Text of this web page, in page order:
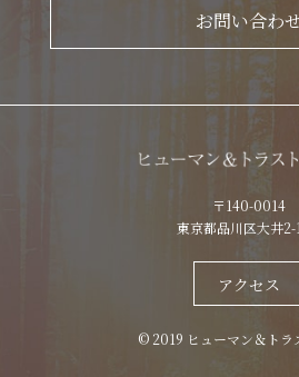
お問い合わ
〒140-0014
東京都品川区大井2-
アクセス
© 2019 ヒューマン＆トラ